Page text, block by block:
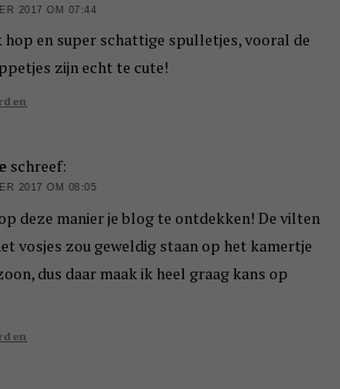
2017 OM 07:44
hop en super schattige spulletjes, vooral de
zijn echt te cute!
schreef:
2017 OM 08:05
deze manier je blog te ontdekken! De vilten
vosjes zou geweldig staan op het kamertje
dus daar maak ik heel graag kans op